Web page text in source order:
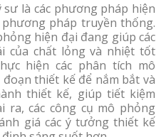
là các phương pháp hiện
pháp truyền thống.
hiện đại đang giúp các
của chất lỏng và nhiệt tốt
hiện các phân tích mô
thiết kế để nắm bắt và
thiết kế, giúp tiết kiệm
ra, các công cụ mô phỏng
giá các ý tưởng thiết kế